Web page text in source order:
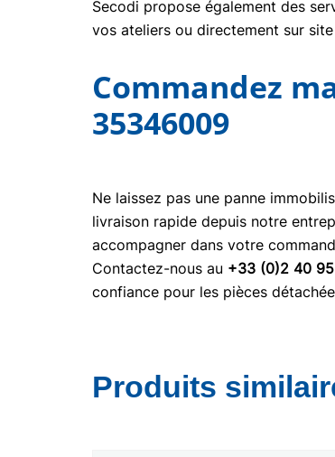
Secodi propose également des
vos ateliers ou directement sur
Commandez
35346009
Ne laissez pas une panne
livraison rapide depuis notre
accompagner dans votre
Contactez-nous au +33 (0)2 40 95
confiance pour les pièces
Produits